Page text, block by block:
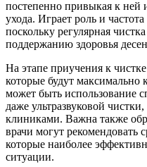
постепенно привыкая к ней
ухода. Играет роль и
поскольку регулярная
поддержанию здоровья
На этапе приучения к
которые будут
может быть использование
даже ультразвуковой
клиниками. Важна также
врачи могут рекомендовать
которые наиболее
ситуации.